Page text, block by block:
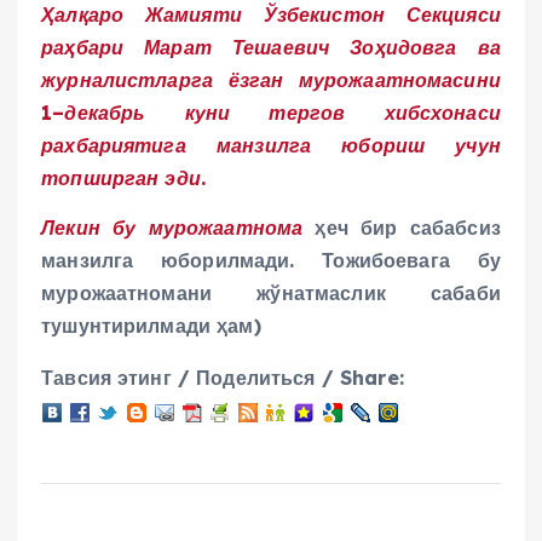
Ҳалқаро Жамияти Ўзбекистон Секцияси
раҳбари Марат Тешаевич Зоҳидовга ва
журналистларга ёзган мурожаатномасини
1–декабрь куни тергов хибсхонаси
рахбариятига манзилга юбориш учун
топширган эди.
Лекин бу мурожаатномаҳеч бир сабабсиз
манзилга юборилмади. Тожибоевага бу
мурожаатномани жўнатмаслик сабаби
тушунтирилмади ҳам)
Тавсия этинг / Поделиться / Share: